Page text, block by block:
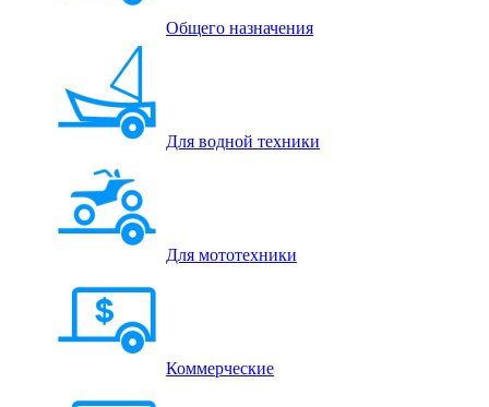
Общего назначения
Для водной техники
Для мототехники
Коммерческие